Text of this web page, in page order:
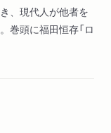
、現代人が他者を
巻頭に福田恒存「ロ